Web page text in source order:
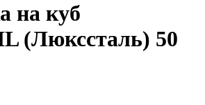
на куб
(Люкссталь) 50